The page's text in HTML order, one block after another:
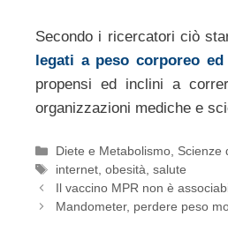
Secondo i ricercatori ciò
legati a peso corporeo ed
propensi ed inclini a
organizzazioni mediche e
Categorie
Diete e Metabolismo, Scienze
Tag
internet,obesità,salute
Il vaccino MPR non è
Mandometer, perdere peso